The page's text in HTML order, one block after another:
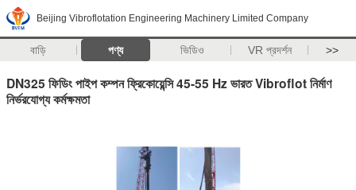
Beijing Vibroflotation Engineering Machinery Limited Company
বাড়ি পণ্য ভিডিও VR প্রদর্শন >>
DN325 ফিডিং পাইপ কম্পন ফ্রিকোয়েন্সি 45-55 Hz ভারত Vibroflot নির্মাণ
নির্ভরযোগ্য কর্মক্ষমতা